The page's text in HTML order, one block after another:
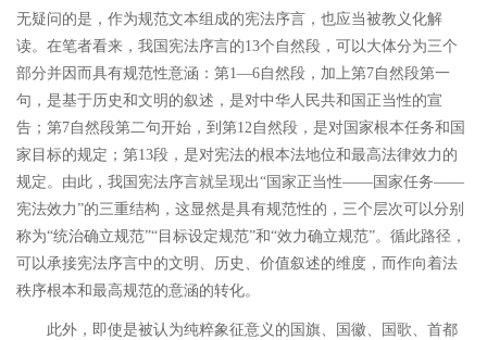
无疑问的是，作为规范文本组成的宪法序言，也应当被教义化解
读。在笔者看来，我国宪法序言的13个自然段，可以大体分为三个
部分并因而具有规范性意涵：第1―6自然段，加上第7自然段第一
句，是基于历史和文明的叙述，是对中华人民共和国正当性的宣
告；第7自然段第二句开始，到第12自然段，是对国家根本任务和国
家目标的规定；第13段，是对宪法的根本法地位和最高法律效力的
规定。 由此，我国宪法序言就呈现出“ 国家正当性―― 国家任务――
宪法效力”的三重结构，这显然是具有规范性的，三个层次可以分别
称为“统治确立规范”“ 目标设定规范”和“效力确立规范”。循此路径，
可以承接宪法序言中的文明、历史、价值叙述的维度，而作向着法
秩序根本和最高规范的意涵的转化。
此外，即使是被认为纯粹象征意义的国旗、国徽、国歌、首都